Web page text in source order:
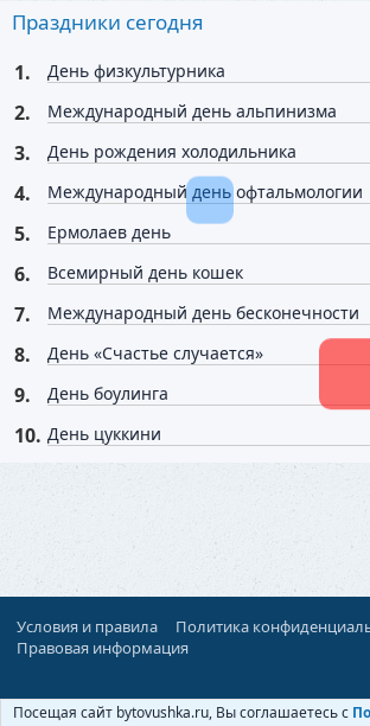
Праздники сегодня
День физкультурника
Международный день альпинизма
День рождения холодильника
Международный день офтальмологии
Ермолаев день
Всемирный день кошек
Международный день бесконечности
День «Счастье случается»
День боулинга
День цуккини
Условия и правила
Политика
Правовая информация
При поддержке:«Территория
© Бытовушка, 2025-2026
Посещая сайт bytovushka.ru, Вы соглашаетесь с